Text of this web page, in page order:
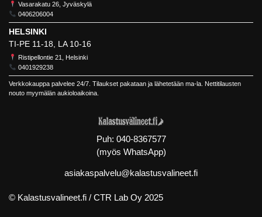
Vasarakatu 26, Jyväskylä
0406206004
HELSINKI
TI-PE 11-18, LA 10-16
Ristipellontie 21, Helsinki
0401929238
Verkkokauppa palvelee 24/7. Tilaukset pakataan ja lähetetään ma-la. Nettitilausten
nouto myymälän aukioloaikoina.
Puh: 040-8367577
(myös WhatsApp)
asiakaspalvelu@kalastusvalineet.fi
© Kalastusvalineet.fi / CTR Lab Oy 2025